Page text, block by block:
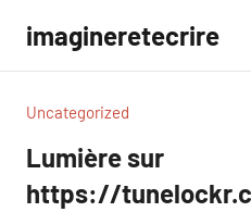
contenu
imagineretecrire
Uncategorized
Lumière sur
https://